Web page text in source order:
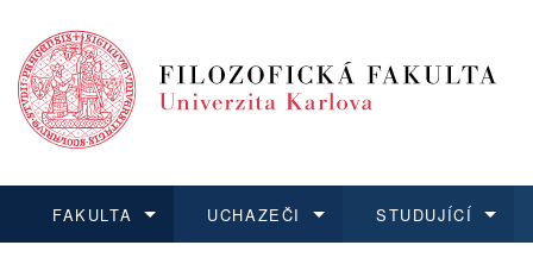
FAKULTA UCHAZEČI STUDUJÍCÍ